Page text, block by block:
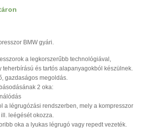
BMW gyári.
a legkorszerűbb technológiával,
teherbírású és tartós alapanyagokból készülnek.
gazdaságos megoldás.
2 oka:
a légrugózási rendszerben, mely a kompresszor
leégését okozza.
oka a lyukas légrugó vagy repedt vezeték.